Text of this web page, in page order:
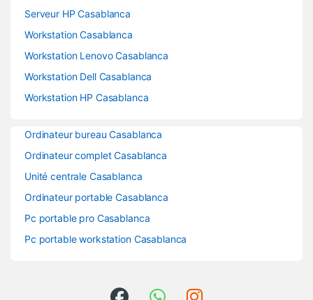
Serveur HP Casablanca
Workstation Casablanca
Workstation Lenovo Casablanca
Workstation Dell Casablanca
Workstation HP Casablanca
Ordinateur bureau Casablanca
Ordinateur complet Casablanca
Unité centrale Casablanca
Ordinateur portable Casablanca
Pc portable pro Casablanca
Pc portable workstation Casablanca